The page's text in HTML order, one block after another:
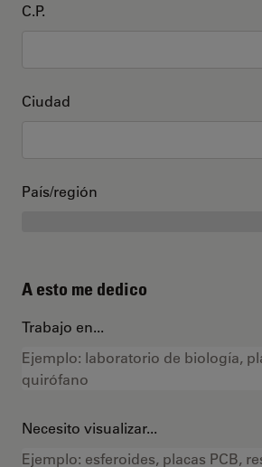
C.P.
Ciudad
País/región
A esto me dedico
Trabajo en...
Necesito visualizar...